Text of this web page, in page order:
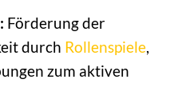
Förderung der
durch Rollenspiele,
zum aktiven